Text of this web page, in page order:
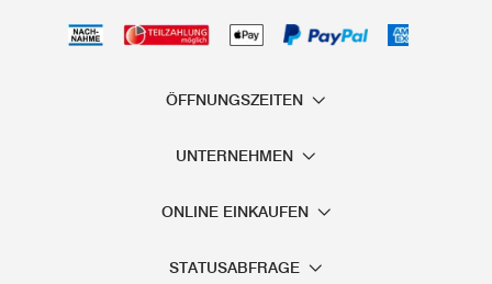
ÖFFNUNGSZEITEN
UNTERNEHMEN
ONLINE EINKAUFEN
STATUSABFRAGE